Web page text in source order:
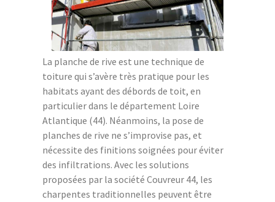
La planche de rive est une technique de
toiture qui s’avère très pratique pour les
habitats ayant des débords de toit, en
particulier dans le département Loire
Atlantique (44). Néanmoins, la pose de
planches de rive ne s’improvise pas, et
nécessite des finitions soignées pour éviter
des infiltrations. Avec les solutions
proposées par la société Couvreur 44, les
charpentes traditionnelles peuvent être